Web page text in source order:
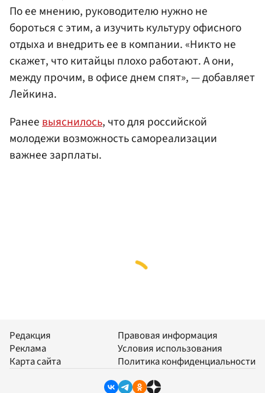
По ее мнению, руководителю нужно не
бороться с этим, а изучить культуру офисного
отдыха и внедрить ее в компании. «‎Никто не
скажет, что китайцы плохо работают. А они,
между прочим, в офисе днем спят», — добавляет
Лейкина.
Ранеевыяснилось, что для российской
молодежи возможность самореализации
важнее зарплаты.
Редакция
Реклама
Карта сайта
Правовая информация
Условия использования
Политика конфиденциальности